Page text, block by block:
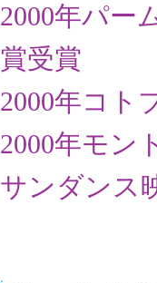
2000年パー
賞受賞
2000年コト
2000年モン
サンダンス